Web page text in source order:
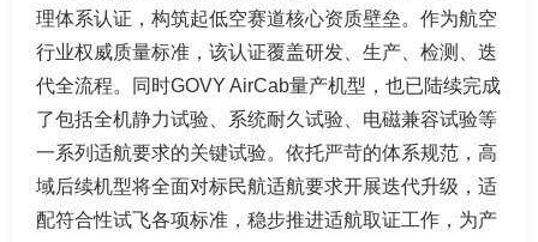
理体系认证，构筑起低空赛道核心资质壁垒。作为航空
行业权威质量标准，该认证覆盖研发、生产、检测、迭
代全流程。同时GOVY AirCab量产机型，也已陆续完成
了包括全机静力试验、系统耐久试验、电磁兼容试验等
一系列适航要求的关键试验。依托严苛的体系规范，高
域后续机型将全面对标民航适航要求开展迭代升级，适
配符合性试飞各项标准，稳步推进适航取证工作，为产